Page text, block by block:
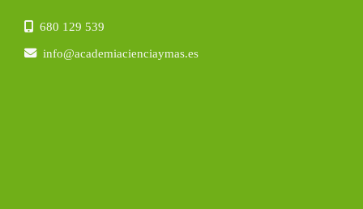
680 129 539
info
academiacienciaymas.es